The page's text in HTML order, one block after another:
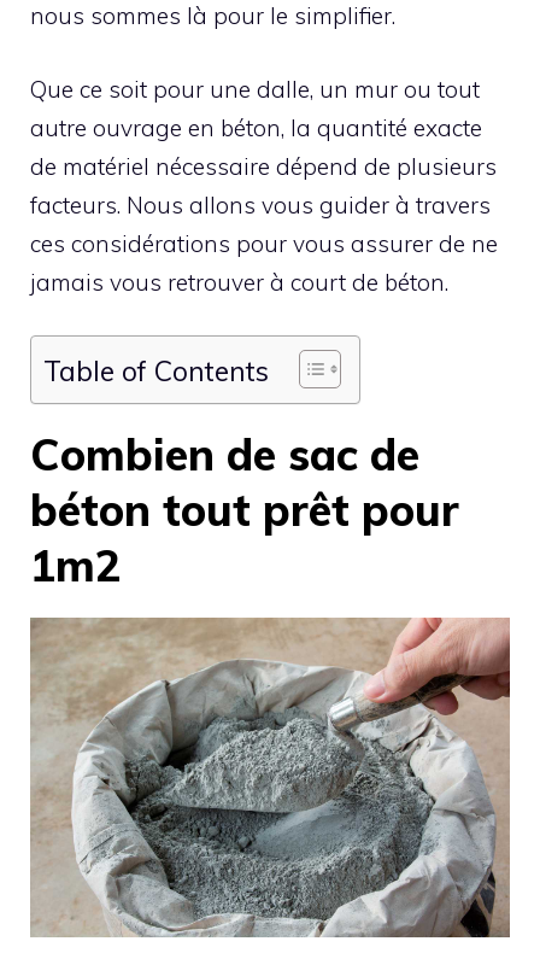
nous sommes là pour le simplifier.
Que ce soit pour une dalle, un mur ou tout
autre ouvrage en béton, la quantité exacte
de matériel nécessaire dépend de plusieurs
facteurs. Nous allons vous guider à travers
ces considérations pour vous assurer de ne
jamais vous retrouver à court de béton.
Table of Contents
Combien de sac de
béton tout prêt pour
1m2